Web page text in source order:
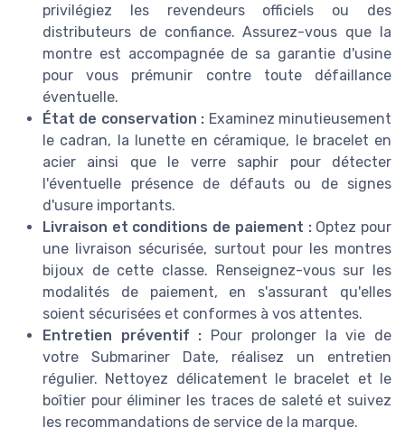
privilégiez les revendeurs officiels ou des
distributeurs de confiance. Assurez-vous que la
montre est accompagnée de sa garantie d'usine
pour vous prémunir contre toute défaillance
éventuelle.
État de conservation : Examinez minutieusement
le cadran, la lunette en céramique, le bracelet en
acier ainsi que le verre saphir pour détecter
l'éventuelle présence de défauts ou de signes
d'usure importants.
Livraison et conditions de paiement :Optez pour
une livraison sécurisée, surtout pour les montres
bijoux de cette classe. Renseignez-vous sur les
modalités de paiement, en s'assurant qu'elles
soient sécurisées et conformes à vos attentes.
Entretien préventif : Pour prolonger la vie de
votre Submariner Date, réalisez un entretien
régulier. Nettoyez délicatement le bracelet et le
boîtier pour éliminer les traces de saleté et suivez
les recommandations de service de la marque.